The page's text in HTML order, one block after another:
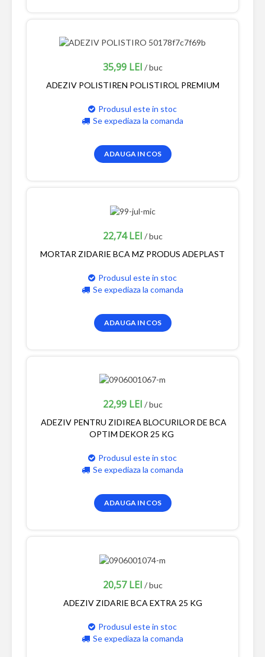
35,99 LEI / buc
ADEZIV POLISTIREN POLISTIROL PREMIUM
Produsul este in stoc
Se expediaza la comanda
ADAUGA IN COS
22,74 LEI / buc
MORTAR ZIDARIE BCA MZ PRODUS ADEPLAST
Produsul este in stoc
Se expediaza la comanda
ADAUGA IN COS
22,99 LEI / buc
ADEZIV PENTRU ZIDIREA BLOCURILOR DE BCA
OPTIM DEKOR 25 KG
Produsul este in stoc
Se expediaza la comanda
ADAUGA IN COS
20,57 LEI / buc
ADEZIV ZIDARIE BCA EXTRA 25 KG
Produsul este in stoc
Se expediaza la comanda